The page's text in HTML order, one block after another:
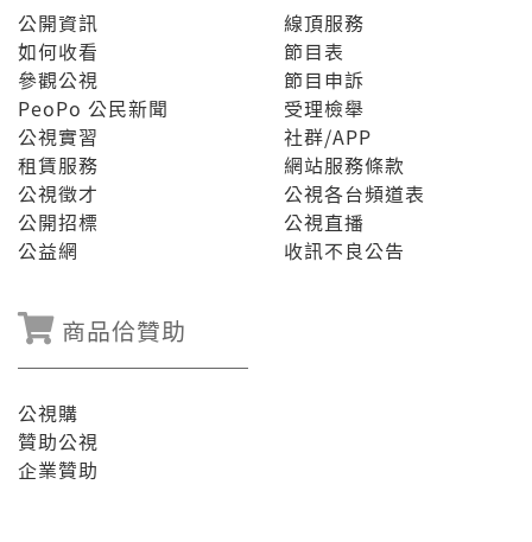
公開資訊
如何收看
參觀公視
PeoPo 公民新聞
公視實習
租賃服務
公視徵才
公開招標
公益網
線頂服務
節目表
節目申訴
受理檢舉
社群/APP
網站服務條款
公視各台頻道表
公視直播
收訊不良公告
商品佮贊助
公視購
贊助公視
企業贊助